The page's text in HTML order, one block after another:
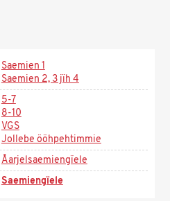
Saemien 1
Saemien 2, 3 jïh 4
5-7
8-10
VGS
Jollebe ööhpehtimmie
Åarjelsaemiengïele
Saemiengïele